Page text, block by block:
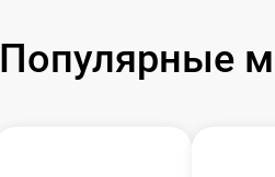
Популярные